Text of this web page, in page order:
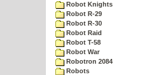
Robot Knights
Robot R-29
Robot R-30
Robot Raid
Robot T-58
Robot War
Robotron 2084
Robots